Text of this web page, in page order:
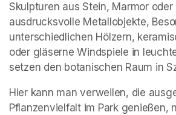
Skulpturen aus Stein, Marmor oder
ausdrucksvolle Metallobjekte,
unterschiedlichen Hölzern,
oder gläserne Windspiele in
setzen den botanischen Raum in
Hier kann man verweilen, die
Pflanzenvielfalt im Park genießen,